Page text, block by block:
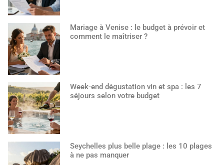
Mariage à Venise : le budget à prévoir et
comment le maîtriser ?
Week-end dégustation vin et spa : les 7
séjours selon votre budget
Seychelles plus belle plage : les 10 plages
à ne pas manquer